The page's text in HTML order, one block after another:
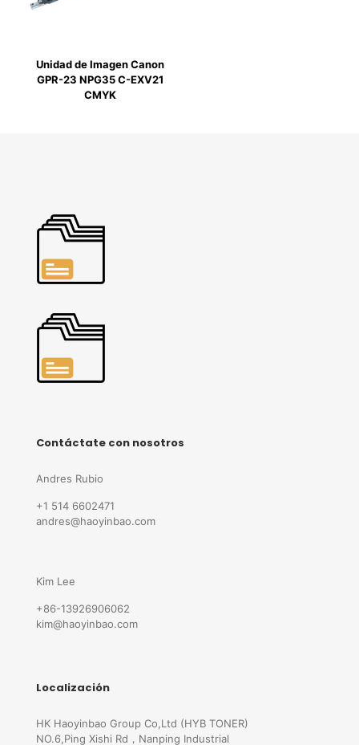
Unidad de Imagen Canon
GPR-23 NPG35 C-EXV21
CMYK
Contáctate con nosotros
Andres Rubio
+1 514 6602471
andres@haoyinbao.com
Kim Lee
+86-13926906062
kim@haoyinbao.com
Localización
HK Haoyinbao Group Co,Ltd (HYB TONER)
NO.6,Ping Xishi Rd，Nanping Industrial